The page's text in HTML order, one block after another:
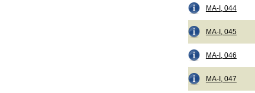
MA-I, 044
MA-I, 045
MA-I, 046
MA-I, 047